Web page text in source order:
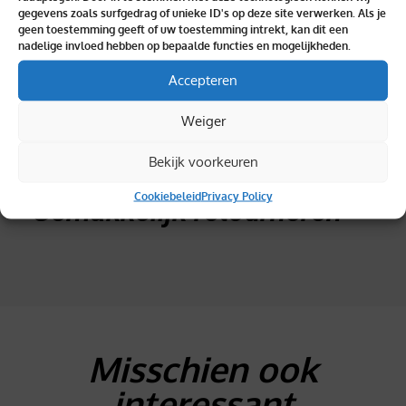
gegevens zoals surfgedrag of unieke ID's op deze site verwerken. Als je
geen toestemming geeft of uw toestemming intrekt, kan dit een
nadelige invloed hebben op bepaalde functies en mogelijkheden.
Accepteren
Weiger
Bekijk voorkeuren
CookiebeleidPrivacy Policy
Topkwaliteit verzekerd
Gemakkelijk retourneren
Misschien ook